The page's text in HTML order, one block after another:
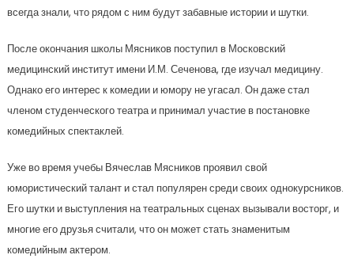
всегда знали, что рядом с ним будут забавные истории и шутки.
После окончания школы Мясников поступил в Московский
медицинский институт имени И.М. Сеченова, где изучал медицину.
Однако его интерес к комедии и юмору не угасал. Он даже стал
членом студенческого театра и принимал участие в постановке
комедийных спектаклей.
Уже во время учебы Вячеслав Мясников проявил свой
юмористический талант и стал популярен среди своих однокурсников.
Его шутки и выступления на театральных сценах вызывали восторг, и
многие его друзья считали, что он может стать знаменитым
комедийным актером.